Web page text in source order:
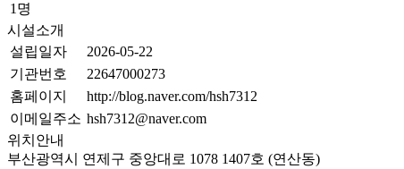
1명
시설소개
설립일자
2026-05-22
기관번호
22647000273
홈페이지
http://blog.naver.com/hsh7312
이메일주소 hsh7312@naver.com
위치안내
부산광역시 연제구 중앙대로 1078 1407호 (연산동)